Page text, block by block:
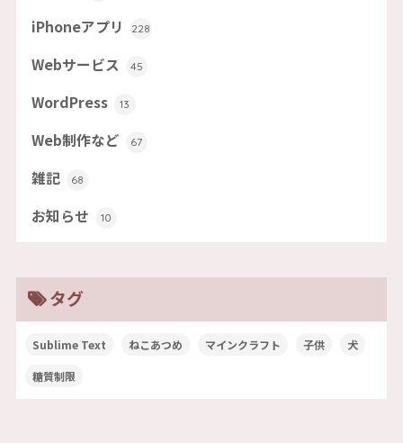
iPhoneアプリ 228
Webサービス 45
WordPress 13
Web制作など 67
雑記 68
お知らせ 10
タグ
Sublime Text ねこあつめ マインクラフト 子供 犬
糖質制限